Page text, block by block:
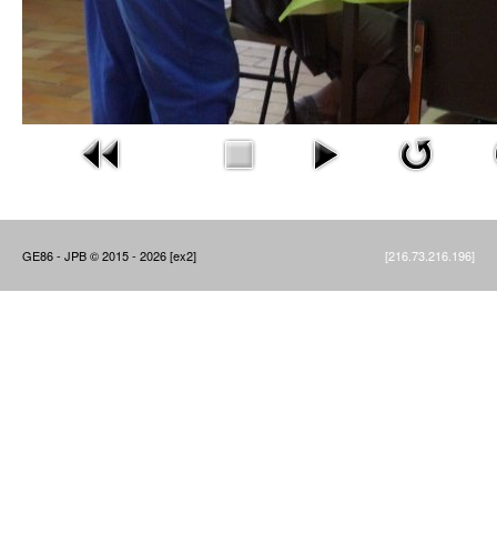
GE86 - JPB © 2015 - 2026 [ex2] [216.73.216.196]